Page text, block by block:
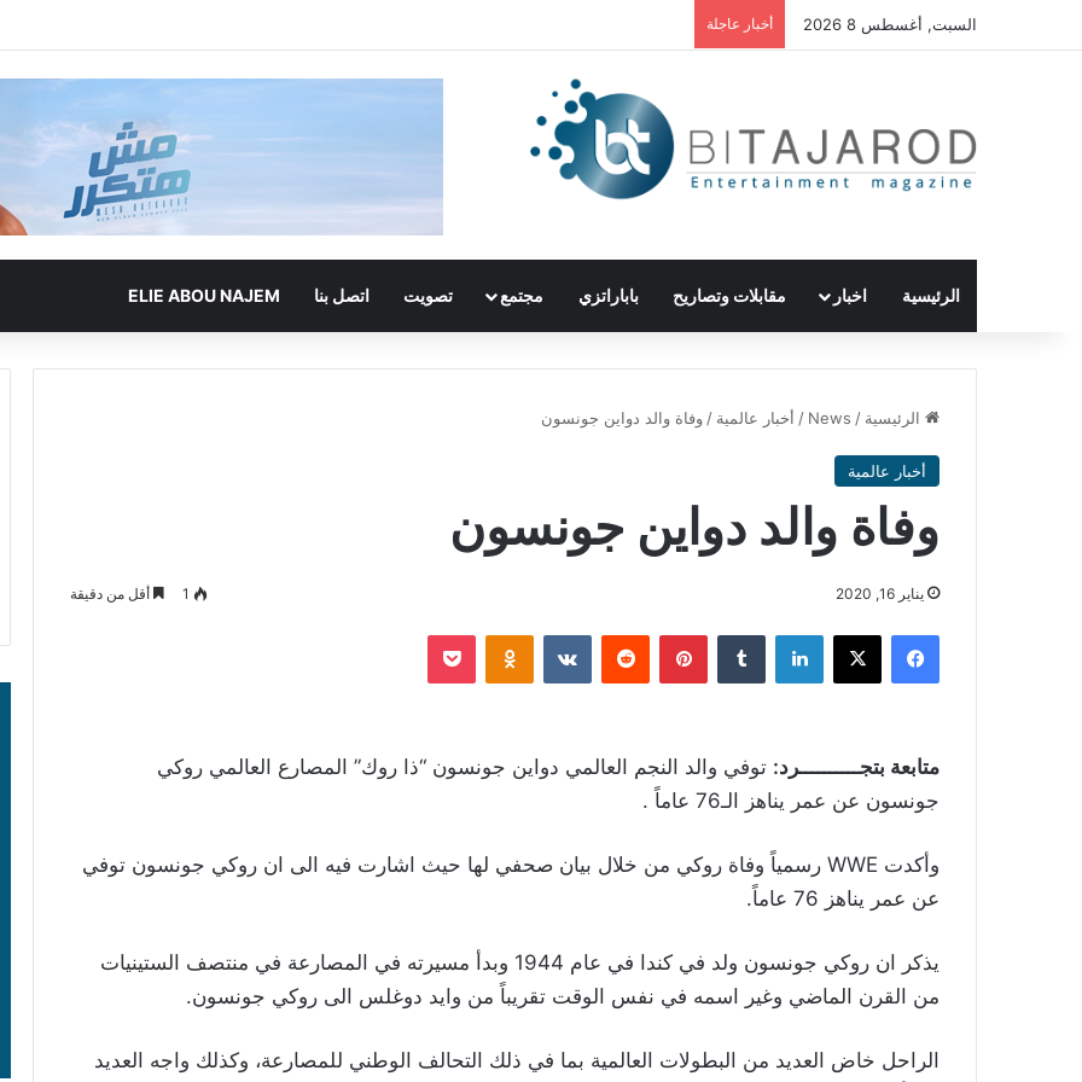
السبت, أغسطس 8 2026 أخبار عاجلة
الرئيسية اخبار مقابلات وتصاريح باباراتزي مجتمع تصويت اتصل بنا ELIE ABOU NAJEM
الرئيسية /
News
/ أخبار عالمية / وفاة والد دواين جونسون
أخبار عالمية
وفاة والد دواين جونسون
يناير 16, 2020 1 أقل من دقيقة
فيسبوك ‫X لينكدإن بينتيريست Odnoklassniki
‫Pocket
متابعة بتجــــــــــرد: توفي والد النجم العالمي ​دواين جونسون​ “ذا روك” المصارع العالمي ​روكي
جونسون عن عمر يناهز الـ76 عاماً ​.
وأكدت WWE رسمياً وفاة روكي من خلال بيان صحفي لها حيث اشارت فيه الى ان روكي جونسون توفي
عن عمر يناهز 76 عاماً.
يذكر ان روكي جونسون ولد في كندا في عام 1944 وبدأ مسيرته في المصارعة في منتصف الستينيات
من القرن الماضي وغير اسمه في نفس الوقت تقريباً من وايد دوغلس الى روكي جونسون.
الراحل خاض العديد من البطولات العالمية بما في ذلك التحالف الوطني للمصارعة، وكذلك واجه العديد